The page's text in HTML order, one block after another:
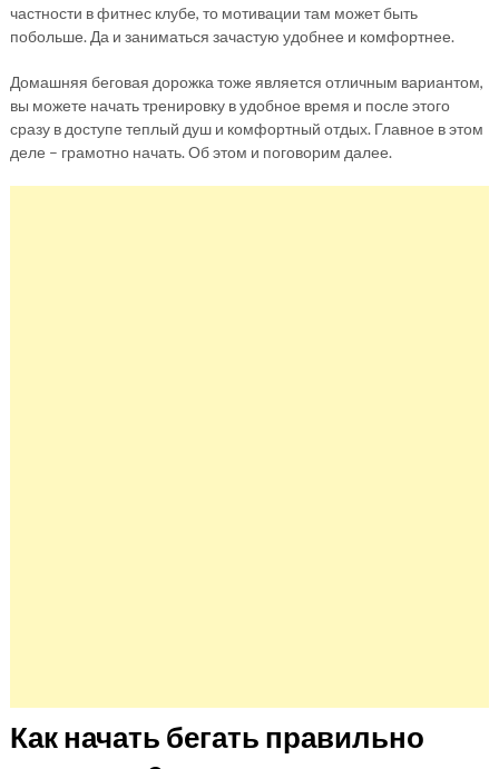
частности в фитнес клубе, то мотивации там может быть
побольше. Да и заниматься зачастую удобнее и комфортнее.
Домашняя беговая дорожка тоже является отличным вариантом,
вы можете начать тренировку в удобное время и после этого
сразу в доступе теплый душ и комфортный отдых. Главное в этом
деле – грамотно начать. Об этом и поговорим далее.
Как начать бегать правильно